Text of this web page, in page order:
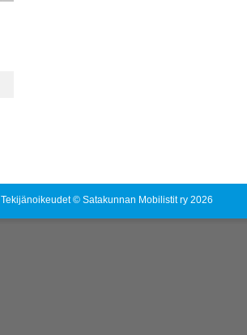
Tekijänoikeudet © Satakunnan Mobilistit ry 2026